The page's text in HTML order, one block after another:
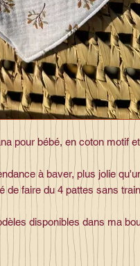
pour bébé, en coton motif
à baver, plus jolie
de faire du 4 pattes sans
disponibles dans ma